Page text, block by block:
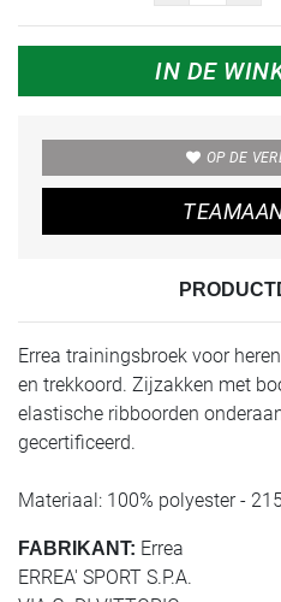
IN DE
OP DE
Errea trainingsbroek voor
en trekkoord. Zijzakken met
elastische ribboorden
gecertificeerd.
Materiaal: 100% polyester -
FABRIKANT: Errea
ERREA' SPORT S.P.A.